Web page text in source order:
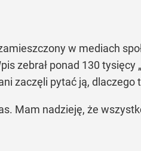
w mediach
zebrał ponad 130 tysięcy
pytać ją, dlaczego
Mam nadzieję, że